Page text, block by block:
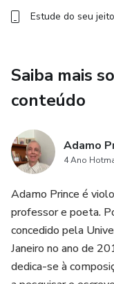
- **Baixarias para
- **Conduções
choro, fundamentais
desenvolvimento da
- **Tabela de
mais recorrentes no
musical mais fluida.
- **Áudios das
incluímos áudios
Estude do seu
Saiba mais
conteúdo
Adamo
4 Ano
Adamo Prince é
professor e poeta.
concedido pela
Janeiro no ano de
dedica-se à